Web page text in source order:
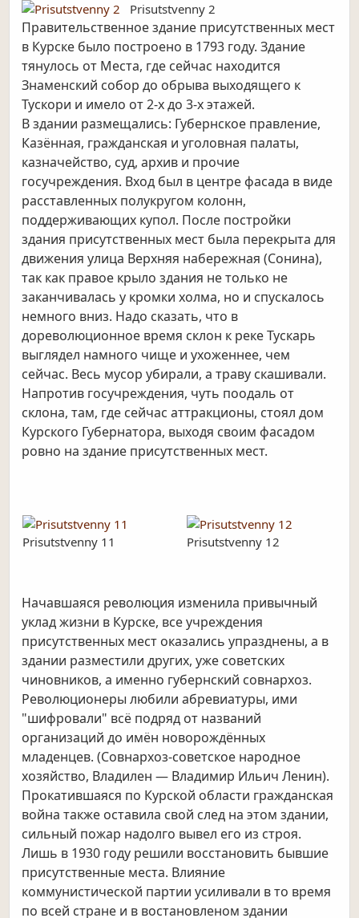
Prisutstvenny 2
Правительственное здание присутственных мест
в Курске было построено в 1793 году. Здание
тянулось от Места, где сейчас находится
Знаменский собор до обрыва выходящего к
Тускори и имело от 2-х до 3-х этажей.
В здании размещались: Губернское правление,
Казённая, гражданская и уголовная палаты,
казначейство, суд, архив и прочие
госучреждения. Вход был в центре фасада в виде
расставленных полукругом колонн,
поддерживающих купол. После постройки
здания присутственных мест была перекрыта для
движения улица Верхняя набережная (Сонина),
так как правое крыло здания не только не
заканчивалась у кромки холма, но и спускалось
немного вниз. Надо сказать, что в
дореволюционное время склон к реке Тускарь
выглядел намного чище и ухоженнее, чем
сейчас. Весь мусор убирали, а траву скашивали.
Напротив госучреждения, чуть поодаль от
склона, там, где сейчас аттракционы, стоял дом
Курского Губернатора, выходя своим фасадом
ровно на здание присутственных мест.
Prisutstvenny 11 Prisutstvenny 12
Начавшаяся революция изменила привычный
уклад жизни в Курске, все учреждения
присутственных мест оказались упразднены, а в
здании разместили других, уже советских
чиновников, а именно губернский совнархоз.
Революционеры любили абревиатуры, ими
"шифровали" всё подряд от названий
организаций до имён новорождённых
младенцев. (Совнархоз-советское народное
хозяйство, Владилен — Владимир Ильич Ленин).
Прокатившаяся по Курской области гражданская
война также оставила свой след на этом здании,
сильный пожар надолго вывел его из строя.
Лишь в 1930 году решили восстановить бывшие
присутственные места. Влияние
коммунистической партии усиливали в то время
по всей стране и в востановленом здании